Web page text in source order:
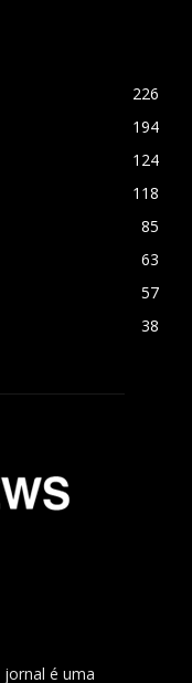
226
194
124
118
85
63
57
38
jornal é uma